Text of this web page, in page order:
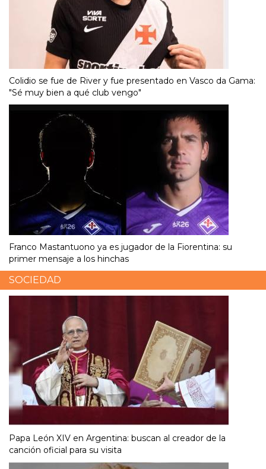
Colidio se fue de River y fue presentado en Vasco da Gama:
"Sé muy bien a qué club vengo"
Franco Mastantuono ya es jugador de la Fiorentina: su
primer mensaje a los hinchas
SOCIEDAD
Papa León XIV en Argentina: buscan al creador de la
canción oficial para su visita